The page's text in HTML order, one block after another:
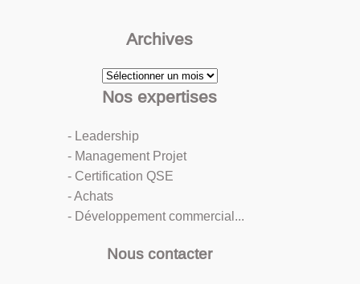
Archives
Archives
Nos expertises
- Leadership
- Management Projet
- Certification QSE
- Achats
- Développement commercial...
Nous contacter